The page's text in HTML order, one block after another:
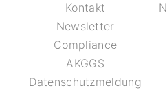
Kontakt
Newsletter
Compliance
AKGGS
Datenschutzmeldung